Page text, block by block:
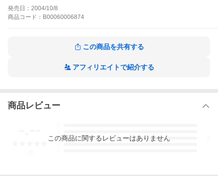
轢き逃げ事件が起きていた。相談を受けたハリネズミは、相手の
出方を見るようアドバイスするが、おどされた男性は200万円を支
払ってしまう。卑劣な脅迫者をハリネズミが追い詰める!
発売日： 2004/10/8
商品 コード： B00060006874
この商品を共有する
アフィリエイトで紹介する
商品レビュー
3
この商品に関するレビューはありません